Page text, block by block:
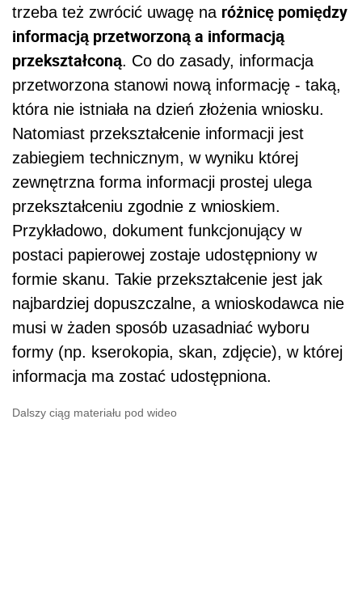
trzeba też zwrócić uwagę na różnicę pomiędzy
informacją przetworzoną a informacją
przekształconą. Co do zasady, informacja
przetworzona stanowi nową informację - taką,
która nie istniała na dzień złożenia wniosku.
Natomiast przekształcenie informacji jest
zabiegiem technicznym, w wyniku której
zewnętrzna forma informacji prostej ulega
przekształceniu zgodnie z wnioskiem.
Przykładowo, dokument funkcjonujący w
postaci papierowej zostaje udostępniony w
formie skanu. Takie przekształcenie jest jak
najbardziej dopuszczalne, a wnioskodawca nie
musi w żaden sposób uzasadniać wyboru
formy (np. kserokopia, skan, zdjęcie), w której
informacja ma zostać udostępniona.
Dalszy ciąg materiału pod wideo